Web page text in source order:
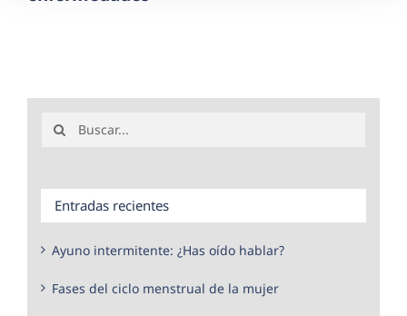
Entradas recientes
Ayuno intermitente: ¿Has oído hablar?
Fases del ciclo menstrual de la mujer